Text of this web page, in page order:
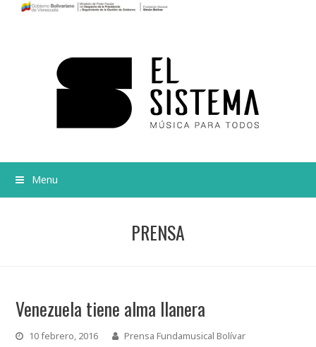
Menu
PRENSA
Venezuela tiene alma llanera
10 febrero, 2016
Prensa Fundamusical Bolívar